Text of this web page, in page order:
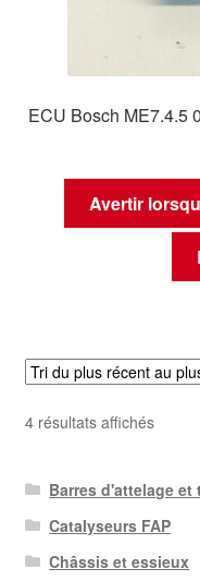
ECU Bosch ME7.4.5
Avertir
4 résultats affichésTrié
récent
au
plus
ancien
Barres d'attelage
Catalyseurs FAP
Châssis et essieux